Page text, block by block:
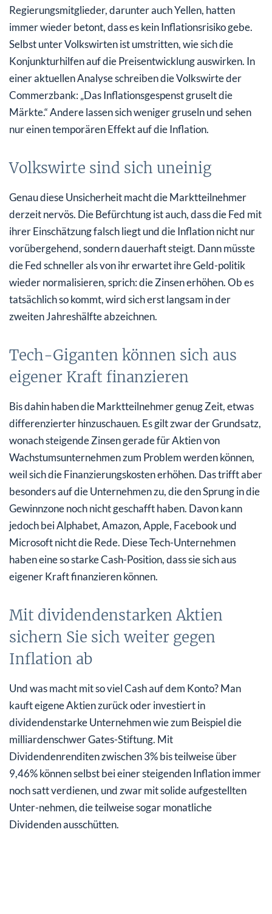
Regierungsmitglieder, darunter auch Yellen, hatten
immer wieder betont, dass es kein Inflationsrisiko gebe.
Selbst unter Volkswirten ist umstritten, wie sich die
Konjunkturhilfen auf die Preisentwicklung auswirken. In
einer aktuellen Analyse schreiben die Volkswirte der
Commerzbank: „Das Inflationsgespenst gruselt die
Märkte.“ Andere lassen sich weniger gruseln und sehen
nur einen temporären Effekt auf die Inflation.
Volkswirte sind sich uneinig
Genau diese Unsicherheit macht die Marktteilnehmer
derzeit nervös. Die Befürchtung ist auch, dass die Fed mit
ihrer Einschätzung falsch liegt und die Inflation nicht nur
vorübergehend, sondern dauerhaft steigt. Dann müsste
die Fed schneller als von ihr erwartet ihre Geld-politik
wieder normalisieren, sprich: die Zinsen erhöhen. Ob es
tatsächlich so kommt, wird sich erst langsam in der
zweiten Jahreshälfte abzeichnen.
Tech-Giganten können sich aus
eigener Kraft finanzieren
Bis dahin haben die Marktteilnehmer genug Zeit, etwas
differenzierter hinzuschauen. Es gilt zwar der Grundsatz,
wonach steigende Zinsen gerade für Aktien von
Wachstumsunternehmen zum Problem werden können,
weil sich die Finanzierungskosten erhöhen. Das trifft aber
besonders auf die Unternehmen zu, die den Sprung in die
Gewinnzone noch nicht geschafft haben. Davon kann
jedoch bei Alphabet, Amazon, Apple, Facebook und
Microsoft nicht die Rede. Diese Tech-Unternehmen
haben eine so starke Cash-Position, dass sie sich aus
eigener Kraft finanzieren können.
Mit dividendenstarken Aktien
sichern Sie sich weiter gegen
Inflation ab
Und was macht mit so viel Cash auf dem Konto? Man
kauft eigene Aktien zurück oder investiert in
dividendenstarke Unternehmen wie zum Beispiel die
milliardenschwer Gates-Stiftung. Mit
Dividendenrenditen zwischen 3% bis teilweise über
9,46% können selbst bei einer steigenden Inflation immer
noch satt verdienen, und zwar mit solide aufgestellten
Unter-nehmen, die teilweise sogar monatliche
Dividenden ausschütten.